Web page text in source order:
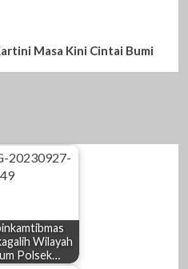
Masa Kini Cintai Bumi
Wilayah
Polsek…